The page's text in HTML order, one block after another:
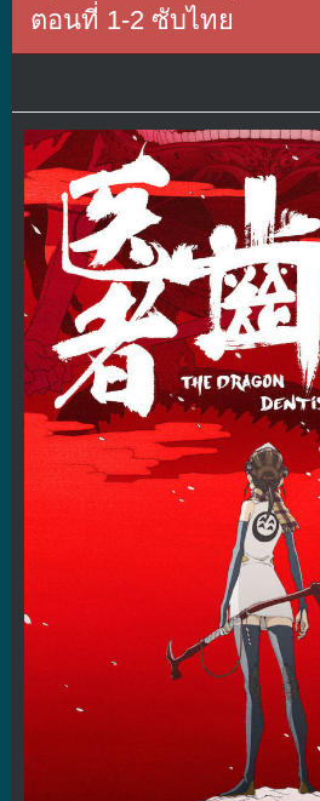
ตอนที่ 1-2 ซับไทย